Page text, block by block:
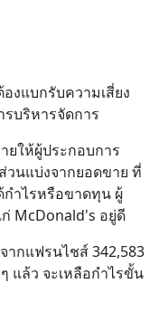
งแบกรับความเสี่ยง
บริหารจัดการ
ยให้ผู้ประกอบการ
วนแบ่งจากยอดขาย ที่
กำไรหรือขาดทุน ผู้
McDonald's อยู่ดี
ากแฟรนไชส์ 342,583
แล้ว จะเหลือกำไรขั้น